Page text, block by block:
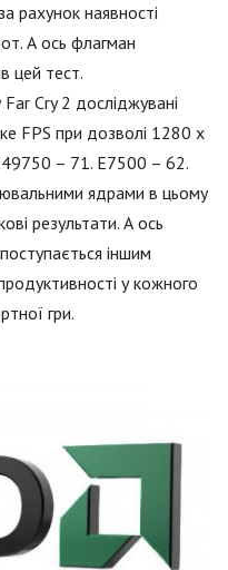
рахунок наявності
А ось флагман
цей тест.
Cry 2 досліджувані
FPS при дозволі 1280 х
– 71. Е7500 – 62.
ядрами в цьому
результати. А ось
іншим
у кожного
гри.